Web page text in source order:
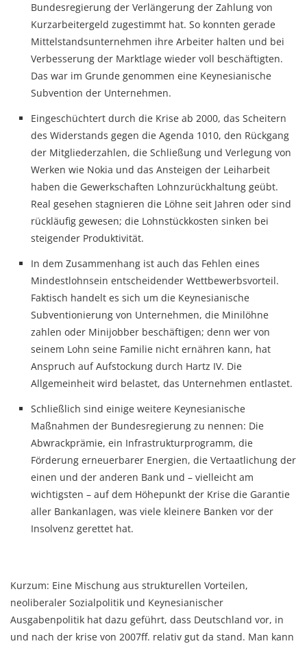
Bundesregierung der Verlängerung der Zahlung von
Kurzarbeitergeld zugestimmt hat. So konnten gerade
Mittelstandsunternehmen ihre Arbeiter halten und bei
Verbesserung der Marktlage wieder voll beschäftigten.
Das war im Grunde genommen eine Keynesianische
Subvention der Unternehmen.
Eingeschüchtert durch die Krise ab 2000, das Scheitern
des Widerstands gegen die Agenda 1010, den Rückgang
der Mitgliederzahlen, die Schließung und Verlegung von
Werken wie Nokia und das Ansteigen der Leiharbeit
haben die Gewerkschaften Lohnzurückhaltung geübt.
Real gesehen stagnieren die Löhne seit Jahren oder sind
rückläufig gewesen; die Lohnstückkosten sinken bei
steigender Produktivität.
In dem Zusammenhang ist auch das Fehlen eines
Mindestlohnsein entscheidender Wettbewerbsvorteil.
Faktisch handelt es sich um die Keynesianische
Subventionierung von Unternehmen, die Minilöhne
zahlen oder Minijobber beschäftigen; denn wer von
seinem Lohn seine Familie nicht ernähren kann, hat
Anspruch auf Aufstockung durch Hartz IV. Die
Allgemeinheit wird belastet, das Unternehmen entlastet.
Schließlich sind einige weitere Keynesianische
Maßnahmen der Bundesregierung zu nennen: Die
Abwrackprämie, ein Infrastrukturprogramm, die
Förderung erneuerbarer Energien, die Vertaatlichung der
einen und der anderen Bank und – vielleicht am
wichtigsten – auf dem Höhepunkt der Krise die Garantie
aller Bankanlagen, was viele kleinere Banken vor der
Insolvenz gerettet hat.
Kurzum: Eine Mischung aus strukturellen Vorteilen,
neoliberaler Sozialpolitik und Keynesianischer
Ausgabenpolitik hat dazu geführt, dass Deutschland vor, in
und nach der krise von 2007ff. relativ gut da stand. Man kann